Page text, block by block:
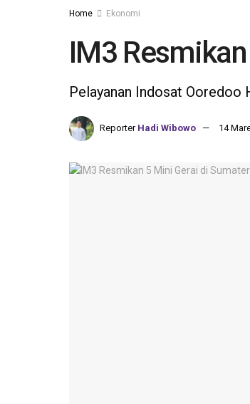
Home Ekonomi
IM3
Pelayanan Indosat Ooredoo
Reporter Hadi Wibowo 14